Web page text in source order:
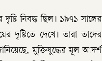
নিবদ্ধ ছিল। ১৯৭১ সালের
দৃষ্টিতে দেখে। তারা তাদের
মুক্তিযুদ্ধের মূল আদর্শ